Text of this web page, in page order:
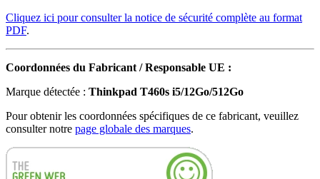
Cliquez ici pour consulter la notice de sécurité complète au format
PDF.
Coordonnées du Fabricant / Responsable UE :
Marque détectée : Thinkpad T460s i5/12Go/512Go
Pour obtenir les coordonnées spécifiques de ce fabricant, veuillez
consulter notre page globale des marques.